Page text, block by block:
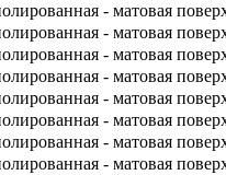
- матовая
- матовая
- матовая
- матовая
- матовая
- матовая
- матовая
- матовая